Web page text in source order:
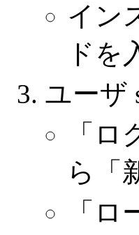
イン
ドを
ユーザ
「
ら「
「